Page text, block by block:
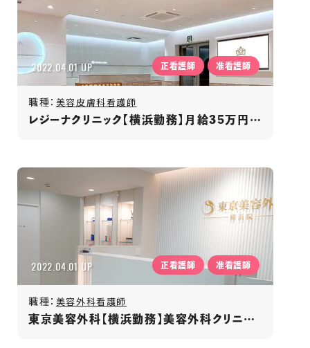
2022.04.01 UP 正看護師 准看護師
職種： 美容皮膚科看護師
レジーナクリニック【横浜勤務】月給35万円～/年間休日120日以上/賞与年2回/福利厚生充実
2022.04.01 UP 正看護師 准看護師
職種： 美容外科看護師
東京美容外科【横浜勤務】美容外科クリニック／月給35万円〜／年間休日125日